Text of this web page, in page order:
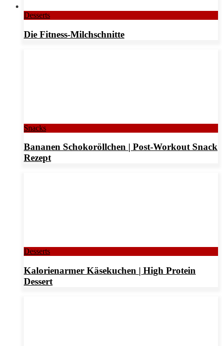
Desserts
Die Fitness-Milchschnitte
Snacks
Bananen Schokoröllchen | Post-Workout Snack
Rezept
Desserts
Kalorienarmer Käsekuchen | High Protein
Dessert